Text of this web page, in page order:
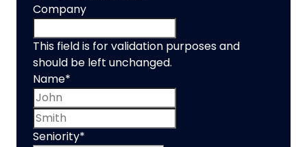
Company
This field is for validation purposes and
should be left unchanged.
Name*
Seniority*